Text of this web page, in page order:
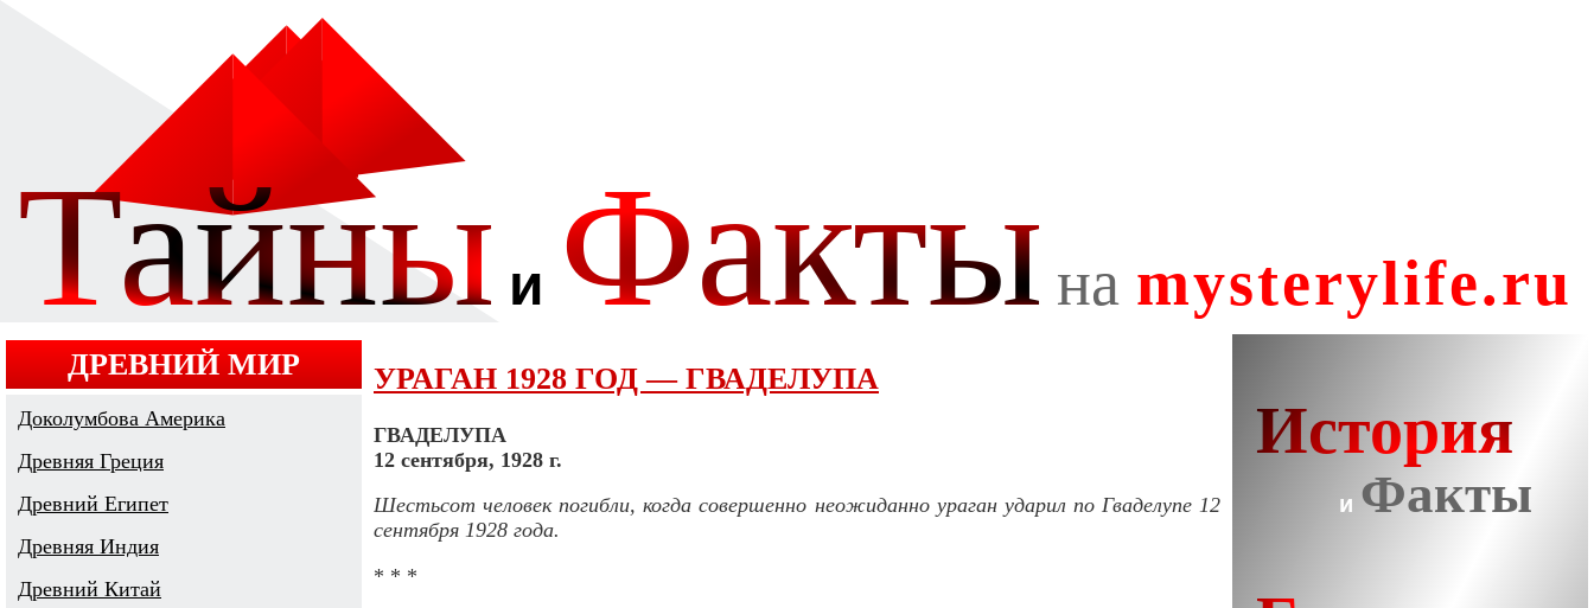
ДРЕВНИЙ МИР
Доколумбова Америка
Древняя Греция
Древний Египет
Древняя Индия
Древний Китай
УРАГАН 1928 ГОД — ГВАДЕЛУПА
ГВАДЕЛУПА
12 сентября, 1928 г.
Шестьсот человек погибли, когда совершенно неожиданно ураган ударил по Гваделупе 12
сентября 1928 года.
* * *